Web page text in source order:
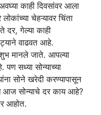
काही दिवसांवर आला
चेहऱ्यावर चिंता
दर, गेल्या काही
वाढवत आहे.
शुभ मानले जाते. आपल्या
पण सध्या सोन्याच्या
सोने खरेदी करण्यापासून
सोन्याचे दर काय आहे?
आहोत.